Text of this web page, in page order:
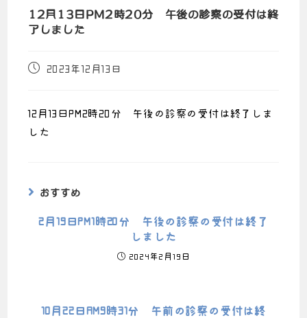
12月13日PM2時20分 午後の診察の受付は終
了しました
2023年12月13日
12月13日PM2時20分 午後の診察の受付は終了しま
した
おすすめ
2月19日PM1時20分 午後の診察の受付は終了
しました
2024年2月19日
10月22日AM9時31分 午前の診察の受付は終